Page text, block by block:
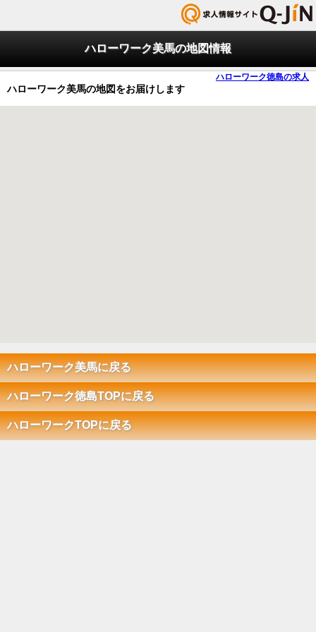
ハローワーク美馬の地図情報
ハローワーク徳島の求人
ハローワーク美馬の地図をお届けします
ハローワーク美馬に戻る
ハローワーク徳島TOPに戻る
ハローワークTOPに戻る